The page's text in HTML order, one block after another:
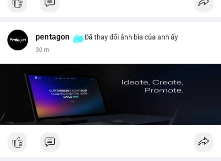
pentagon Đã thay đổi ảnh bìa của anh ấy
30 m